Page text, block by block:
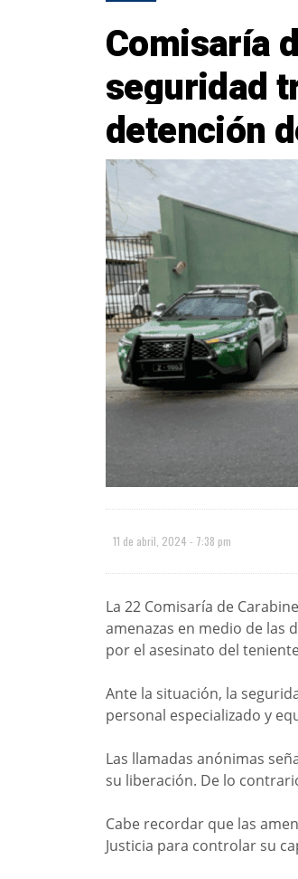
Comisaría
seguridad
detención
11 de abril, 2024 - 7:38 pm
La 22 Comisaría de
amenazas en medio de las
por el asesinato del
Ante la situación, la
personal especializado y
Las llamadas anónimas
su liberación. De lo
Cabe recordar que las
Justicia para controlar su